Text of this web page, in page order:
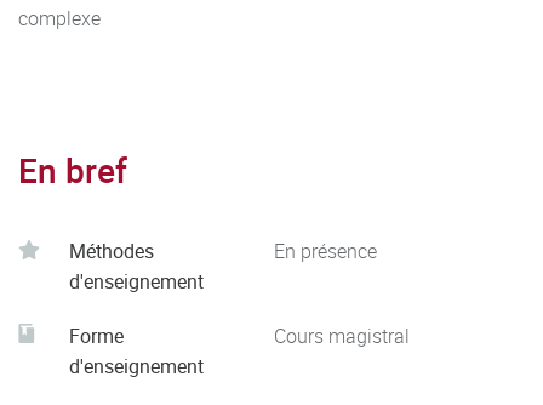
complexe
En bref
Méthodes
d'enseignement
En présence
Forme
d'enseignement
Cours magistral